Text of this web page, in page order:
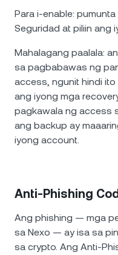
Para i-enable:
Seguridad at piliin ang
Mahalagang paalala:
sa pagbabawas ng
access, ngunit hindi
ang iyong mga
pagkawala ng access
ang backup ay
iyong account.
Anti-Phishing
Ang phishing — mga
sa Nexo — ay isa sa
sa crypto. Ang Anti-